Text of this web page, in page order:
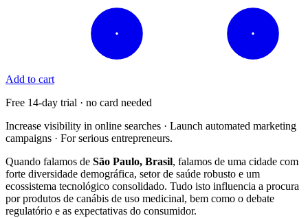
Add to cart
Free 14-day trial · no card needed
Increase visibility in online searches · Launch automated marketing
campaigns · For serious entrepreneurs.
Quando falamos de São Paulo, Brasil, falamos de uma cidade com
forte diversidade demográfica, setor de saúde robusto e um
ecossistema tecnológico consolidado. Tudo isto influencia a procura
por produtos de canábis de uso medicinal, bem como o debate
regulatório e as expectativas do consumidor.